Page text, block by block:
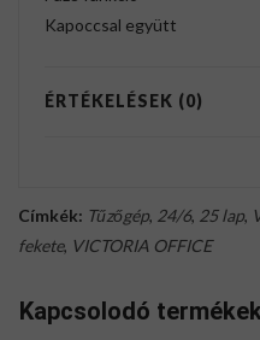
Kapoccsal együtt
ÉRTÉKELÉSEK (0)
Címkék: Tűzőgép, 24/6, 25 lap,
fekete, VICTORIA OFFICE
Kapcsolodó